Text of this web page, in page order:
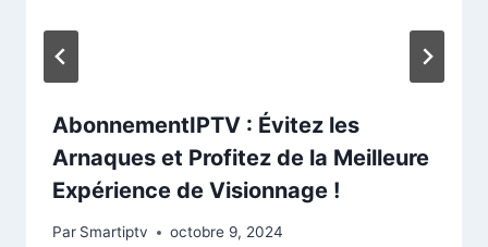
AbonnementIPTV : Évitez les
Arnaques et Profitez de la Meilleure
Expérience de Visionnage !
Par Smartiptv octobre 9, 2024